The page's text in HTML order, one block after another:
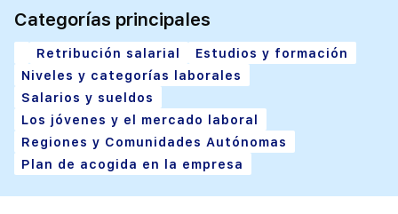
Categorías principales
Retribución salarial
Estudios y formación
Niveles y categorías laborales
Salarios y sueldos
Los jóvenes y el mercado laboral
Regiones y Comunidades Autónomas
Plan de acogida en la empresa